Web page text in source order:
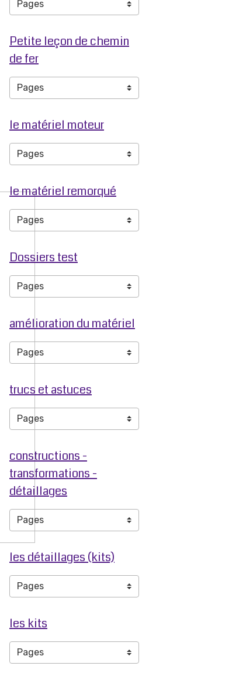
Petite leçon de chemin
de fer
le matériel moteur
le matériel remorqué
Dossiers test
amélioration du matériel
trucs et astuces
constructions -
transformations -
détaillages
les détaillages (kits)
les kits